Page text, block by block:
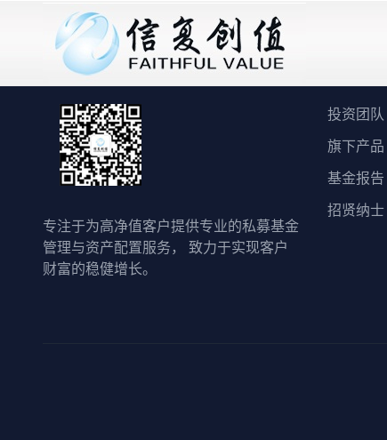
专注于为高净值客户提供专业的私募基金
管理与资产配置服务， 致力于实现客户
财富的稳健增长。
投资团队
旗下产品
基金报告
招贤纳士